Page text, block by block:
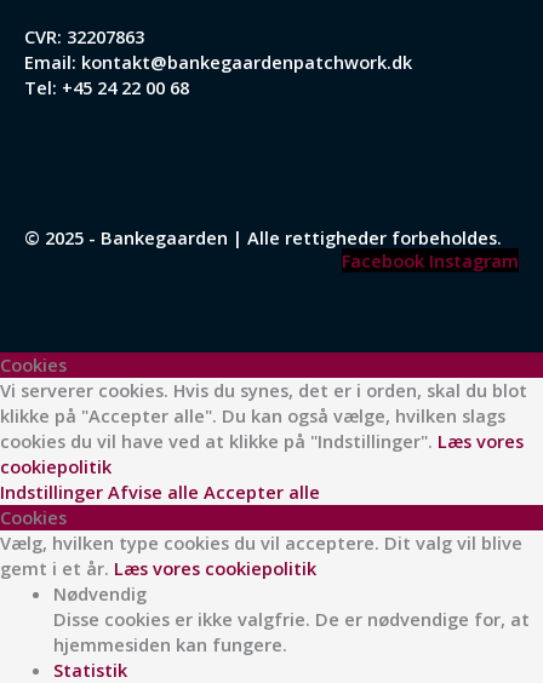
CVR: 32207863
Email: kontakt@bankegaardenpatchwork.dk
Tel: +45 24 22 00 68
© 2025 - Bankegaarden | Alle rettigheder forbeholdes.
Facebook Instagram
Cookies
Vi serverer cookies. Hvis du synes, det er i orden, skal du blot
klikke på "Accepter alle". Du kan også vælge, hvilken slags
cookies du vil have ved at klikke på "Indstillinger". Læs vores
cookiepolitik
Indstillinger Afvise alle Accepter alle
Cookies
Vælg, hvilken type cookies du vil acceptere. Dit valg vil blive
gemt i et år. Læs vores cookiepolitik
Nødvendig
Disse cookies er ikke valgfrie. De er nødvendige for, at
hjemmesiden kan fungere.
Statistik